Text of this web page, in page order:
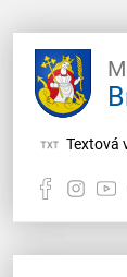
Textová